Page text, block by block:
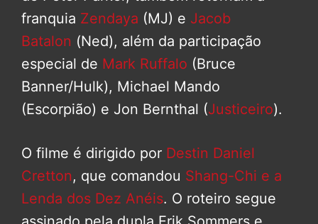
franquia Zendaya (MJ) e Jacob
Batalon (Ned), além da participação
especial de Mark Ruffalo (Bruce
Banner/Hulk), Michael Mando
(Escorpião) e Jon Bernthal (Justiceiro).
O filme é dirigido por Destin Daniel
Cretton, que comandou Shang-Chi e a
Lenda dos Dez Anéis. O roteiro segue